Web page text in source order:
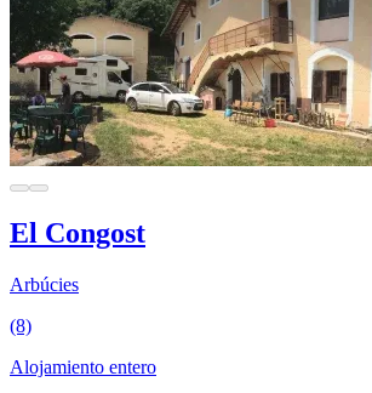
El Congost
Arbúcies
(8)
Alojamiento entero